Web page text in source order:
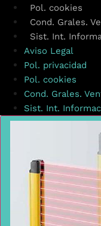
Pol. cookies
Cond. Grales.
Sist. Int.
Aviso Legal
Pol. privacidad
Pol. cookies
Cond. Grales.
Sist. Int.